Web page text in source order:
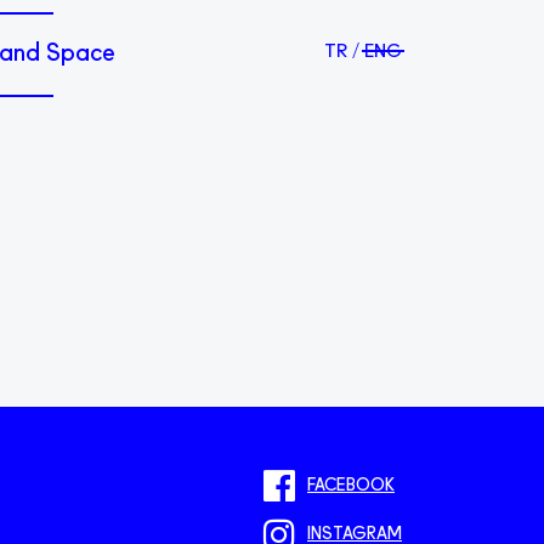
Space TR ENG
FACEBOOK
INSTAGRAM